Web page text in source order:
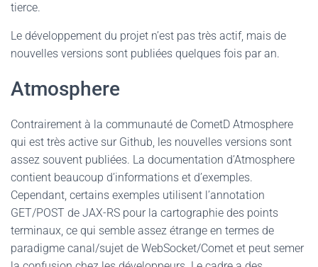
tierce.
Le développement du projet n’est pas très actif, mais de
nouvelles versions sont publiées quelques fois par an.
Atmosphere
Contrairement à la communauté de CometD Atmosphere
qui est très active sur Github, les nouvelles versions sont
assez souvent publiées. La documentation d’Atmosphere
contient beaucoup d’informations et d’exemples.
Cependant, certains exemples utilisent l’annotation
GET/POST de JAX-RS pour la cartographie des points
terminaux, ce qui semble assez étrange en termes de
paradigme canal/sujet de WebSocket/Comet et peut semer